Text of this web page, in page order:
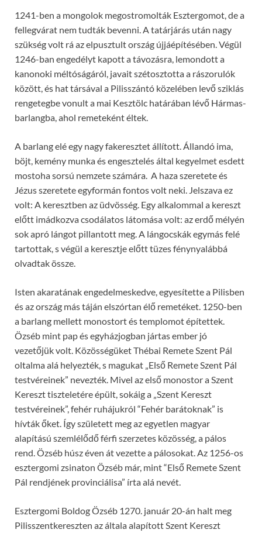
1241-ben a mongolok megostromolták Esztergomot, de a
fellegvárat nem tudták bevenni. A tatárjárás után nagy
szükség volt rá az elpusztult ország újjáépítésében. Végül
1246-ban engedélyt kapott a távozásra, lemondott a
kanonoki méltóságáról, javait szétosztotta a rászorulók
között, és hat társával a Pilisszántó közelében levő sziklás
rengetegbe vonult a mai Kesztölc határában lévő Hármas-
barlangba, ahol remeteként éltek.
A barlang elé egy nagy fakeresztet állított. Állandó ima,
böjt, kemény munka és engesztelés által kegyelmet esdett
mostoha sorsú nemzete számára. A haza szeretete és
Jézus szeretete egyformán fontos volt neki. Jelszava ez
volt: A keresztben az üdvösség. Egy alkalommal a kereszt
előtt imádkozva csodálatos látomása volt: az erdő mélyén
sok apró lángot pillantott meg. A lángocskák egymás felé
tartottak, s végül a keresztje előtt tüzes fénynyalábbá
olvadtak össze.
Isten akaratának engedelmeskedve, egyesítette a Pilisben
és az ország más táján elszórtan élő remetéket. 1250-ben
a barlang mellett monostort és templomot építettek.
Özséb mint pap és egyházjogban jártas ember jó
vezetőjük volt. Közösségüket Thébai Remete Szent Pál
oltalma alá helyezték, s magukat „Első Remete Szent Pál
testvéreinek” nevezték. Mivel az első monostor a Szent
Kereszt tiszteletére épült, sokáig a „Szent Kereszt
testvéreinek”, fehér ruhájukról “Fehér barátoknak” is
hívták őket. Így született meg az egyetlen magyar
alapítású szemlélődő férfi szerzetes közösség, a pálos
rend. Özséb húsz éven át vezette a pálosokat. Az 1256-os
esztergomi zsinaton Özséb már, mint “Első Remete Szent
Pál rendjének provinciálisa” írta alá nevét.
Esztergomi Boldog Özséb 1270. január 20-án halt meg
Pilisszentkereszten az általa alapított Szent Kereszt